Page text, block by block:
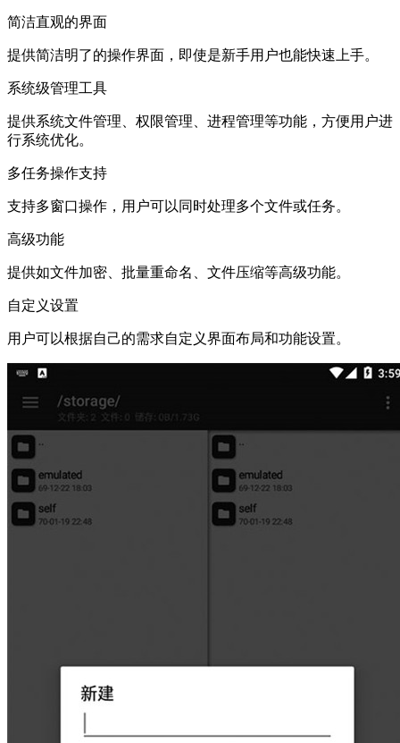
简洁直观的界面
提供简洁明了的操作界面，即使是新手用户也能快速上手。
系统级管理工具
提供系统文件管理、权限管理、进程管理等功能，方便用户进
行系统优化。
多任务操作支持
支持多窗口操作，用户可以同时处理多个文件或任务。
高级功能
提供如文件加密、批量重命名、文件压缩等高级功能。
自定义设置
用户可以根据自己的需求自定义界面布局和功能设置。